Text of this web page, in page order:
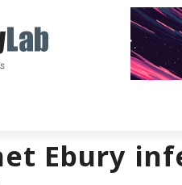
Ebury